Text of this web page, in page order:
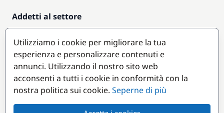
Addetti al settore
Accesso armatori
Diventare partner
Destinazioni popolari
Utilizziamo i cookie per migliorare la tua
esperienza e personalizzare contenuti e
annunci. Utilizzando il nostro sito web
acconsenti a tutti i cookie in conformità con la
nostra politica sui cookie. Seperne di più